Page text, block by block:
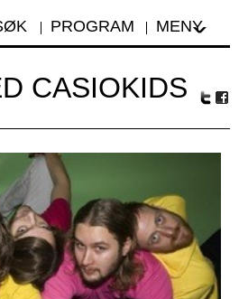
PROGRAM MENY
CASIOKIDS
r
oo